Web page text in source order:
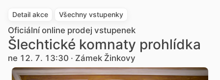
Detail akce Všechny vstupenky
Oficiální online prodej vstupenek
Šlechtické komnaty prohlídka
ne 12. 7. 13:30 · Zámek Žinkovy